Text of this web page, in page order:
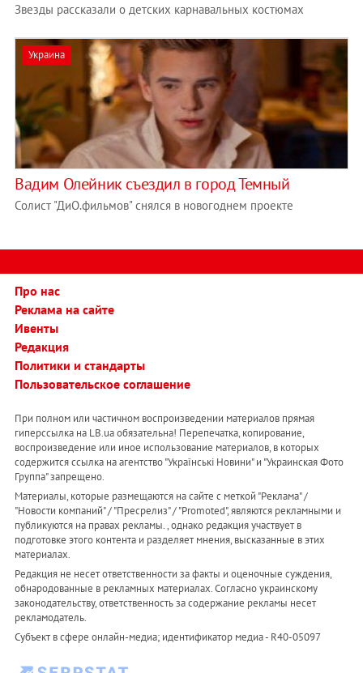
Звезды рассказали о детских карнавальных костюмах
Украина
Вадим Олейник съездил в город Темный
Солист "ДиО.фильмов" снялся в новогоднем проекте
Про нас
Реклама на сайте
Ивенты
Редакция
Политики и стандарты
Пользовательское соглашение
При полном или частичном воспроизведении материалов прямая
гиперссылка на LB.ua обязательна! Перепечатка, копирование,
воспроизведение или иное использование материалов, в которых
содержится ссылка на агентство "Українськi Новини" и "Украинская Фото
Группа" запрещено.
Материалы, которые размещаются на сайте с меткой "Реклама" /
"Новости компаний" / "Пресрелиз" / "Promoted", являются рекламными и
публикуются на правах рекламы. , однако редакция участвует в
подготовке этого контента и разделяет мнения, высказанные в этих
материалах.
Редакция не несет ответственности за факты и оценочные суждения,
обнародованные в рекламных материалах. Согласно украинскому
законодательству, ответственность за содержание рекламы несет
рекламодатель.
Субъект в сфере онлайн-медиа; идентификатор медиа - R40-05097